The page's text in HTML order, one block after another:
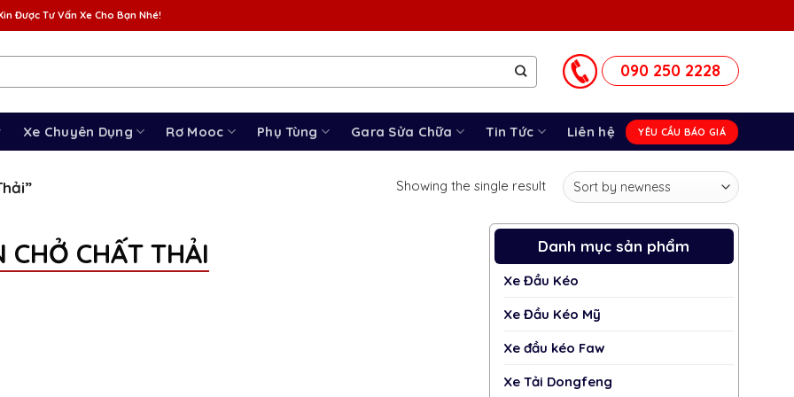
Được Tư Vấn Xe Cho Bạn Nhé!
090 250 2228
Xe Chuyên Dụng Rơ Mooc Phụ Tùng Gara Sửa Chữa Tin Tức Liên hệ YÊU CẦU BÁO GIÁ
Showing the single result
CHỞ CHẤT THẢI Danh mục sản phẩm
Xe Đầu Kéo
Xe Đầu Kéo Mỹ
Xe đầu kéo Faw
Xe Tải Dongfeng